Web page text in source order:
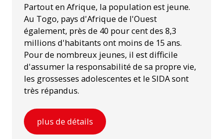
Partout en Afrique, la population est jeune.
Au Togo, pays d'Afrique de l'Ouest
également, près de 40 pour cent des 8,3
millions d'habitants ont moins de 15 ans.
Pour de nombreux jeunes, il est difficile
d'assumer la responsabilité de sa propre vie,
les grossesses adolescentes et le SIDA sont
très répandus.
plus de détails